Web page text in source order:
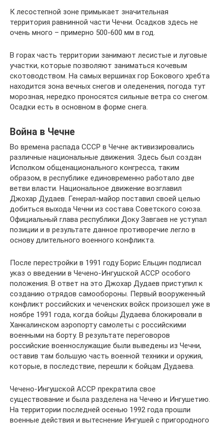
К лесостепной зоне примыкает значительная
территория равнинной части Чечни. Осадков здесь не
очень много – примерно 500-600 мм в год.
В горах часть территории занимают лесистые и луговые
участки, которые позволяют заниматься кочевым
скотоводством. На самых вершинах гор Бокового хребта
находится зона вечных снегов и оледенения, погода тут
морозная, нередко проносятся сильные ветра со снегом.
Осадки есть в основном в форме снега.
Война в Чечне
Во времена распада СССР в Чечне активизировались
различные национальные движения. Здесь был создан
Исполком общенационального конгресса, таким
образом, в республике единовременно работало две
ветви власти. Национальное движение возглавил
Джохар Дудаев. Генерал-майор поставил своей целью
добиться выхода Чечни из состава Советского союза.
Официальный глава республики Доку Завгаев не уступал
позиции и в результате данное противоречие легло в
основу длительного военного конфликта.
После перестройки в 1991 году Борис Ельцин подписал
указ о введении в Чечено-Ингушской АССР особого
положения. В ответ на это Джохар Дудаев приступил к
созданию отрядов самообороны. Первый вооруженный
конфликт российских и чеченских войск произошел уже в
ноябре 1991 года, когда бойцы Дудаева блокировали в
Ханкалинском аэропорту самолеты с российскими
военными на борту. В результате переговоров
российские военнослужащие были выведены из Чечни,
оставив там большую часть военной техники и оружия,
которые, в последствие, перешли к бойцам Дудаева.
Чечено-Ингушской АССР прекратила свое
существование и была разделена на Чечню и Ингушетию.
На территории последней осенью 1992 года прошли
военные действия и вытеснение Ингушей с пригородного